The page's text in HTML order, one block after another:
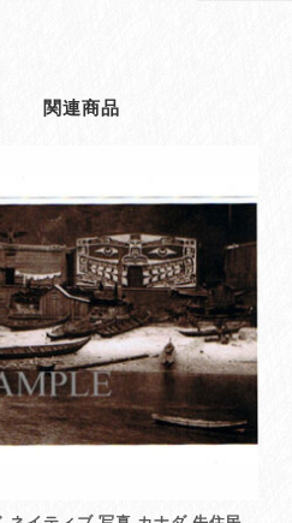
ジ
カ
ド
カ
ナ
ダ
先
住
民
テ
関連商品